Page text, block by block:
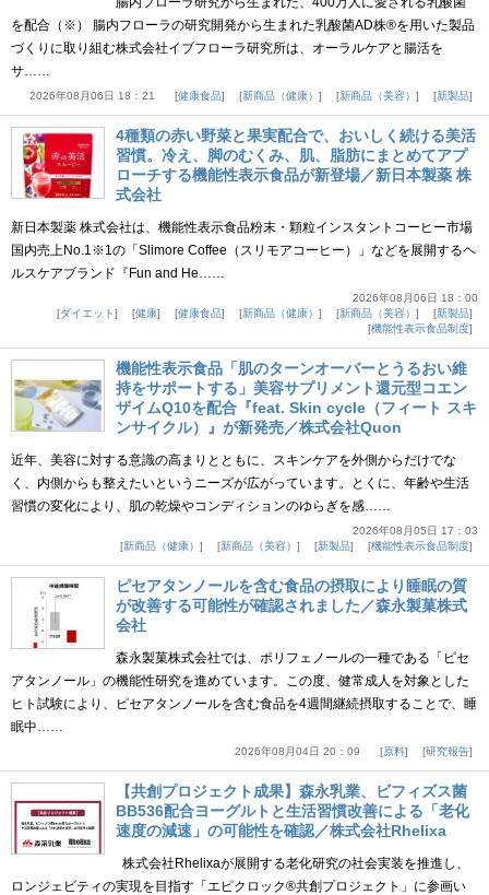
を配合（※） 腸内フローラの研究開発から生まれた乳酸菌AD株®を用いた製品
づくりに取り組む株式会社イブフローラ研究所は、オーラルケアと腸活を
サ……
2026年08月06日 18：21 健康食品 新商品（健康） 新商品（美容） 新製品
4種類の赤い野菜と果実配合で、おいしく続ける美活
習慣。冷え、脚のむくみ、肌、脂肪にまとめてアプ
ローチする機能性表示食品が新登場／新日本製薬 株
式会社
新日本製薬 株式会社は、機能性表示食品粉末・顆粒インスタントコーヒー市場
国内売上No.1※1の「Slimore Coffee（スリモアコーヒー）」などを展開するヘ
ルスケアブランド『Fun and He……
2026年08月06日 18：00
ダイエット
健康 健康食品 新商品（健康） 新商品（美容）
新製品
機能性表示食品制度
機能性表示食品「肌のターンオーバーとうるおい維
持をサポートする」美容サプリメント還元型コエン
ザイムQ10を配合『feat. Skin cycle（フィート スキ
ンサイクル）』が新発売／株式会社Quon
近年、美容に対する意識の高まりとともに、スキンケアを外側からだけでな
く、内側からも整えたいというニーズが広がっています。とくに、年齢や生活
習慣の変化により、肌の乾燥やコンディションのゆらぎを感……
2026年08月05日 17：03
新商品（健康）
新商品（美容） 新製品 機能性表示食品制度
ピセアタンノールを含む食品の摂取により睡眠の質
が改善する可能性が確認されました／森永製菓株式
会社
森永製菓株式会社では、ポリフェノールの一種である「ピセ
アタンノール」の機能性研究を進めています。この度、健常成人を対象とした
ヒト試験により、ピセアタンノールを含む食品を4週間継続摂取することで、睡
眠中……
2026年08月04日 20：09 原料 研究報告
【共創プロジェクト成果】森永乳業、ビフィズス菌
BB536配合ヨーグルトと生活習慣改善による「老化
速度の減速」の可能性を確認／株式会社Rhelixa
株式会社Rhelixaが展開する老化研究の社会実装を推進し、
ロンジェビティの実現を目指す「エピクロック®共創プロジェクト」に参画い